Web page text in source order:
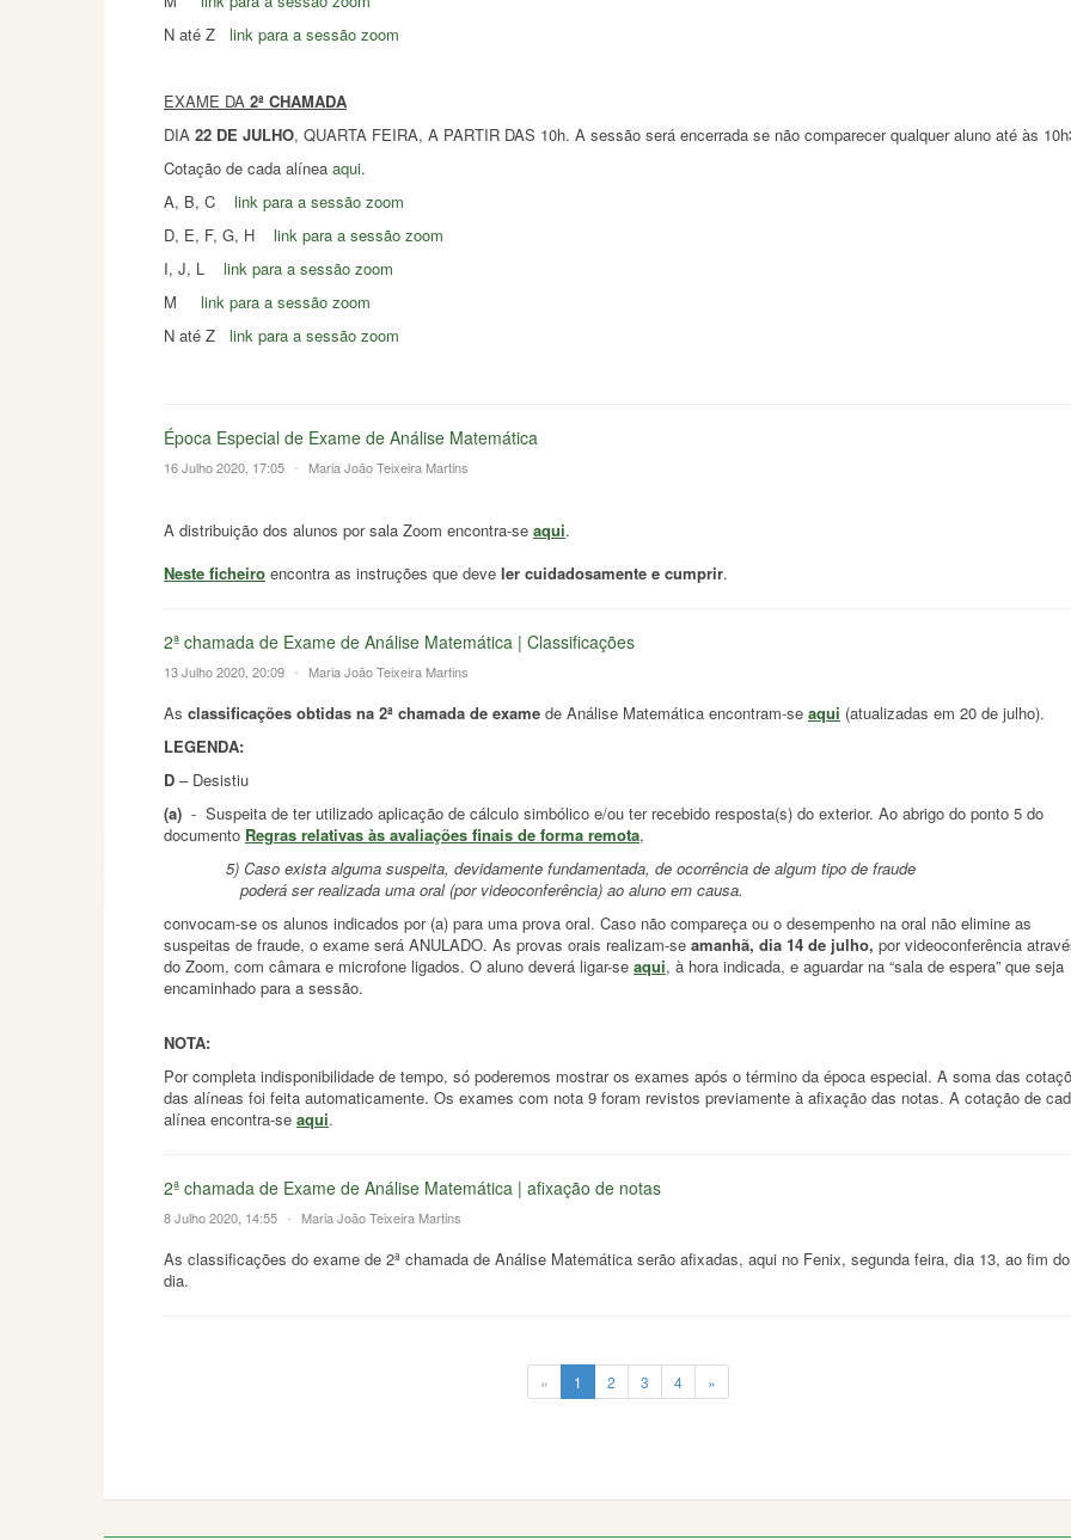
N até Z link para a sessão zoom
EXAME DA 2ª CHAMADA
DIA 22 DE JULHO, QUARTA FEIRA, A PARTIR DAS 10h. A sessão será encerrada se não comparecer qualquer aluno até às
Cotação de cada alínea aqui.
A, B, C link para a sessão zoom
D, E, F, G, H link para a sessão zoom
I, J, L link para a sessão zoom
M link para a sessão zoom
N até Z link para a sessão zoom
Época Especial de Exame de Análise Matemática
16 Julho 2020, 17:05 • Maria João Teixeira Martins
A distribuição dos alunos por sala Zoom encontra-se aqui.
Neste ficheiro encontra as instruções que deve ler cuidadosamente e cumprir.
2ª chamada de Exame de Análise Matemática | Classificações
13 Julho 2020, 20:09 • Maria João Teixeira Martins
As classificações obtidas na 2ª chamada de exame de Análise Matemática encontram-se aqui (atualizadas em 20 de julho).
LEGENDA:
D – Desistiu
(a) - Suspeita de ter utilizado aplicação de cálculo simbólico e/ou ter recebido resposta(s) do exterior. Ao abrigo do ponto 5 do
documento Regras relativas às avaliações finais de forma remota,
5) Caso exista alguma suspeita, devidamente fundamentada, de ocorrência de algum tipo de fraude
poderá ser realizada uma oral (por videoconferência) ao aluno em causa.
convocam-se os alunos indicados por (a) para uma prova oral. Caso não compareça ou o desempenho na oral não elimine as
suspeitas de fraude, o exame será ANULADO. As provas orais realizam-se amanhã, dia 14 de julho, por videoconferência
do Zoom, com câmara e microfone ligados. O aluno deverá ligar-se aqui, à hora indicada, e aguardar na “sala de espera” que seja
encaminhado para a sessão.
NOTA:
Por completa indisponibilidade de tempo, só poderemos mostrar os exames após o término da época especial. A soma das
das alíneas foi feita automaticamente. Os exames com nota 9 foram revistos previamente à afixação das notas. A cotação de
alínea encontra-se aqui.
2ª chamada de Exame de Análise Matemática | afixação de notas
8 Julho 2020, 14:55 • Maria João Teixeira Martins
As classificações do exame de 2ª chamada de Análise Matemática serão afixadas, aqui no Fenix, segunda feira, dia 13, ao fim do
dia.
« 1 2 3 4 »